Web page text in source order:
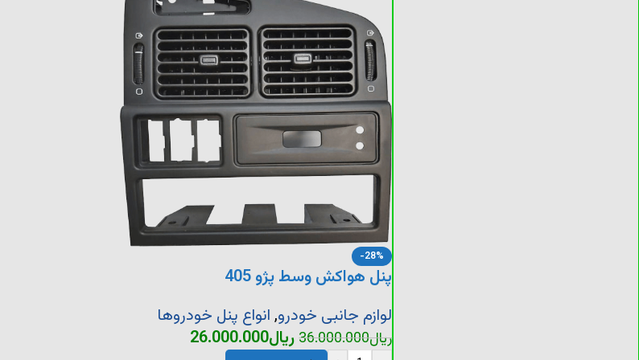
-28%
پنل هواکش وسط پژو 405
لوازم جانبی خودرو, انواع پنل خودروها
ریال36.000.000ریال26.000.000